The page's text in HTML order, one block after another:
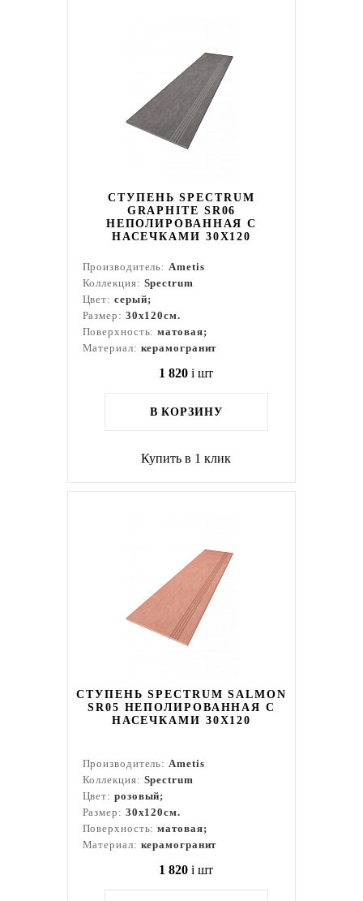
СТУПЕНЬ SPECTRUM
GRAPHITE SR06
НЕПОЛИРОВАННАЯ С
НАСЕЧКАМИ 30X120
Производитель:Ametis
Коллекция: Spectrum
Цвет: серый;
Размер: 30x120см.
Поверхность:матовая;
Материал: керамогранит
1 820 i шт
В КОРЗИНУ
Купить в 1 клик
СТУПЕНЬ SPECTRUM SALMON
SR05 НЕПОЛИРОВАННАЯ С
НАСЕЧКАМИ 30X120
Производитель:Ametis
Коллекция: Spectrum
Цвет: розовый;
Размер: 30x120см.
Поверхность:матовая;
Материал: керамогранит
1 820 i шт